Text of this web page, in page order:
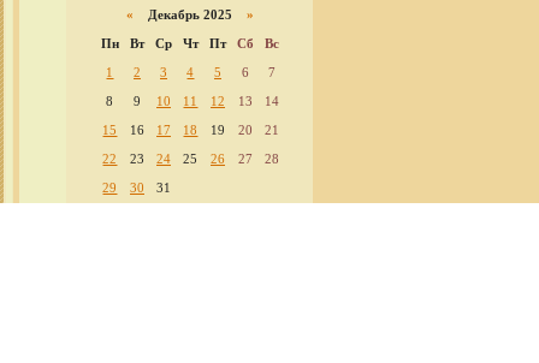
« Декабрь 2025 »
Пн
Вт Ср Чт Пт Сб
Вс
1
2 3 4 5 6
7
8
9 10 11 12 13
14
15
16 17 18 19 20
21
22
23 24 25 26 27
28
29
30 31